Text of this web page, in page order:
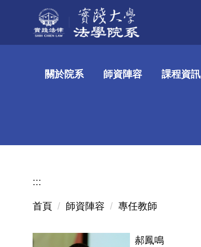
關於院系 師資陣容 課程資訊
:::
首頁 師資陣容 專任教師
郝鳳鳴